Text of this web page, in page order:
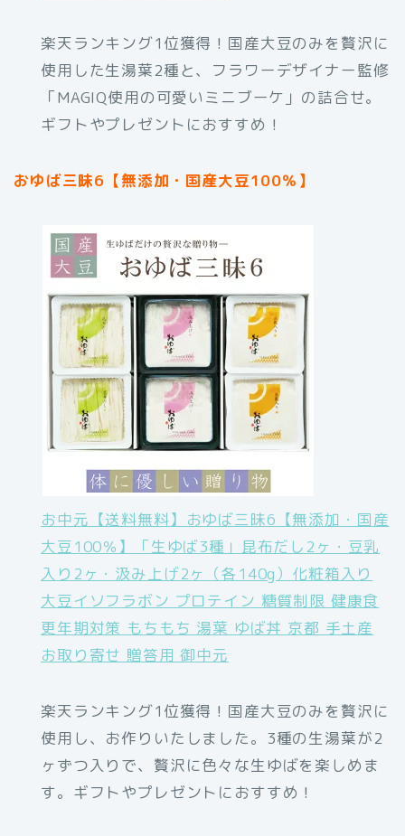
楽天ランキング1位獲得！国産大豆のみを贅沢に
使用した生湯葉2種と、フラワーデザイナー監修
「MAGIQ使用の可愛いミニブーケ」の詰合せ。
ギフトやプレゼントにおすすめ！
おゆば三昧6【無添加・国産大豆100％】
お中元【送料無料】おゆば三昧6【無添加・国産
大豆100％】「生ゆば3種」昆布だし2ヶ・豆乳
入り2ヶ・汲み上げ2ヶ（各140g）化粧箱入り
大豆イソフラボン プロテイン 糖質制限 健康食
更年期対策 もちもち 湯葉 ゆば丼 京都 手土産
お取り寄せ 贈答用 御中元
楽天ランキング1位獲得！国産大豆のみを贅沢に
使用し、お作りいたしました。3種の生湯葉が2
ヶずつ入りで、贅沢に色々な生ゆばを楽しめま
す。ギフトやプレゼントにおすすめ！